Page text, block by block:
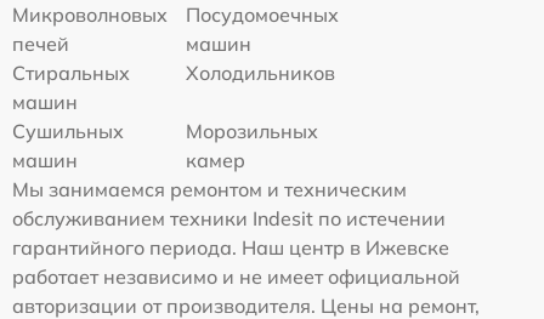
Микроволновых
печей
Посудомоечных
машин
Стиральных
машин
Холодильников
Сушильных
машин
Морозильных
камер
Мы занимаемся ремонтом и техническим
обслуживанием техники Indesit по истечении
гарантийного периода. Наш центр в Ижевске
работает независимо и не имеет официальной
авторизации от производителя. Цены на ремонт,